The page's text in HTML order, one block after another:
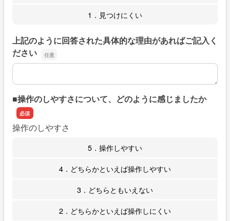
1．見つけにくい
上記のように回答された具体的な理由があればご記入く
ださい
上記のように回答された具体的な理由があればご記入くだ
■操作のしやすさについて、どのように感じましたか
操作のしやすさ
5．操作しやすい
4．どちらかといえば操作しやすい
3．どちらともいえない
2．どちらかといえば操作しにくい